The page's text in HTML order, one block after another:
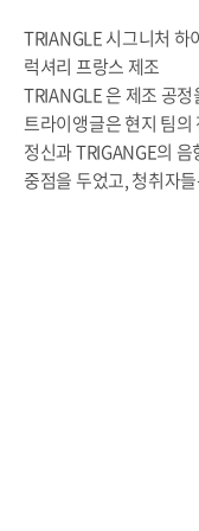
TRIANGLE 시그니처 하
럭셔리 프랑스 제조
TRIANGLE 은 제조 공
트라이앵글은 현지 팀
정신과 TRIGANGE의
중점을 두었고, 청취자